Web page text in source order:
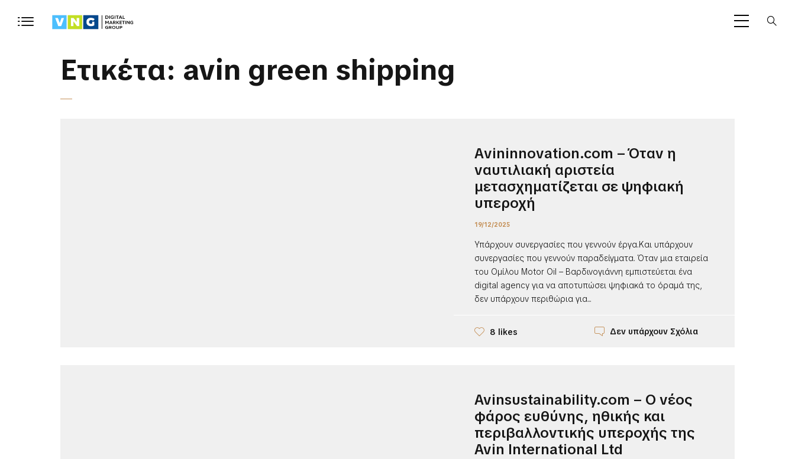
Ετικέτα: avin green shipping
Αvininnovation.com – Όταν η
ναυτιλιακή αριστεία
μετασχηματίζεται σε ψηφιακή
υπεροχή
19/12/2025
Υπάρχουν συνεργασίες που γεννούν έργα.Και υπάρχουν
συνεργασίες που γεννούν παραδείγματα. Όταν μια εταιρεία
του Ομίλου Motor Oil – Βαρδινογιάννη εμπιστεύεται ένα
digital agency για να αποτυπώσει ψηφιακά το όραμά της,
δεν υπάρχουν περιθώρια για...
8 likes Δεν υπάρχουν Σχόλια
Avinsustainability.com – Ο νέος
φάρος ευθύνης, ηθικής και
περιβαλλοντικής υπεροχής της
Avin International Ltd